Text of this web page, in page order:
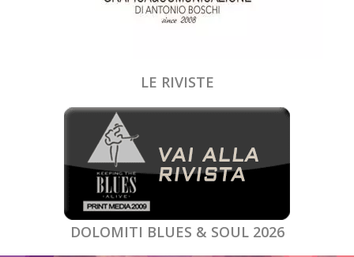
LE RIVISTE
DOLOMITI BLUES & SOUL 2026